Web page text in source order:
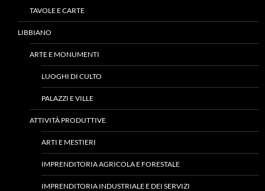
TAVOLE E CARTE
LIBBIANO
ARTE E MONUMENTI
LUOGHI DI CULTO
PALAZZI E VILLE
ATTIVITÀ PRODUTTIVE
ARTI E MESTIERI
IMPRENDITORIA AGRICOLA E FORESTALE
IMPRENDITORIA INDUSTRIALE E DEI SERVIZI